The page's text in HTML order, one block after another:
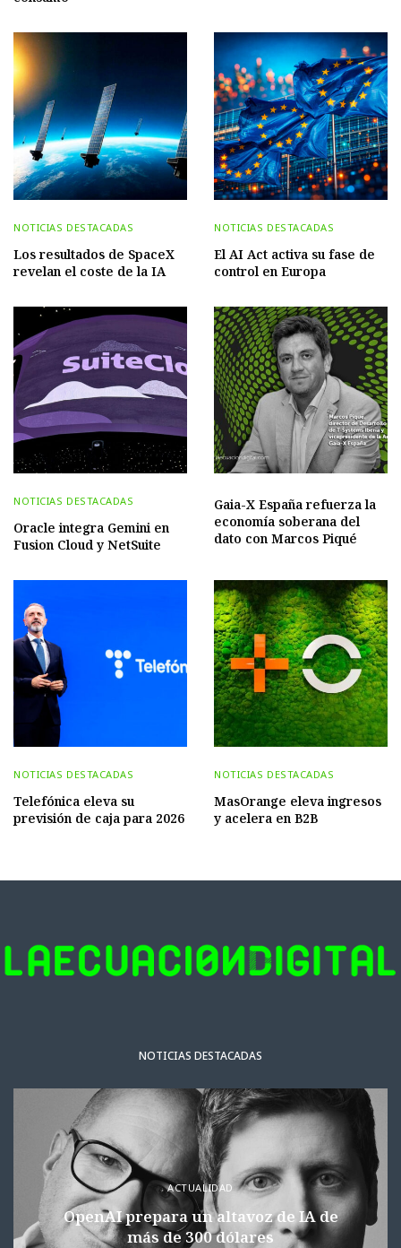
NOTICIAS DESTACADAS
Los resultados de SpaceX
revelan el coste de la IA
NOTICIAS DESTACADAS
El AI Act activa su fase de
control en Europa
NOTICIAS DESTACADAS
Oracle integra Gemini en
Fusion Cloud y NetSuite
Gaia-X España refuerza la
economía soberana del
dato con Marcos Piqué
NOTICIAS DESTACADAS
Telefónica eleva su
previsión de caja para 2026
NOTICIAS DESTACADAS
MasOrange eleva ingresos
y acelera en B2B
NOTICIAS DESTACADAS
ACTUALIDAD
OpenAI prepara un altavoz de IA de
más de 300 dólares